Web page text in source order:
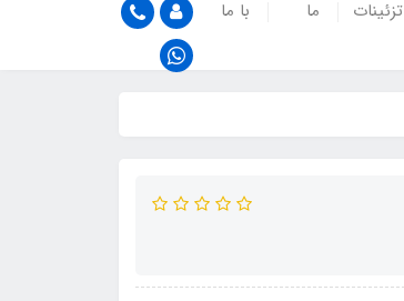
تزئینات
ما
با ما